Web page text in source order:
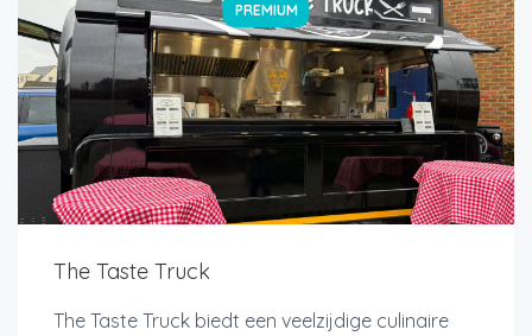
PREMIUM
The Taste Truck
The Taste Truck biedt een veelzijdige culinaire